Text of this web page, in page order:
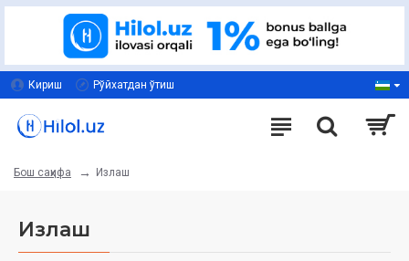
Кириш Рўйхатдан ўтиш
Бош саҳифа Излаш
Излаш